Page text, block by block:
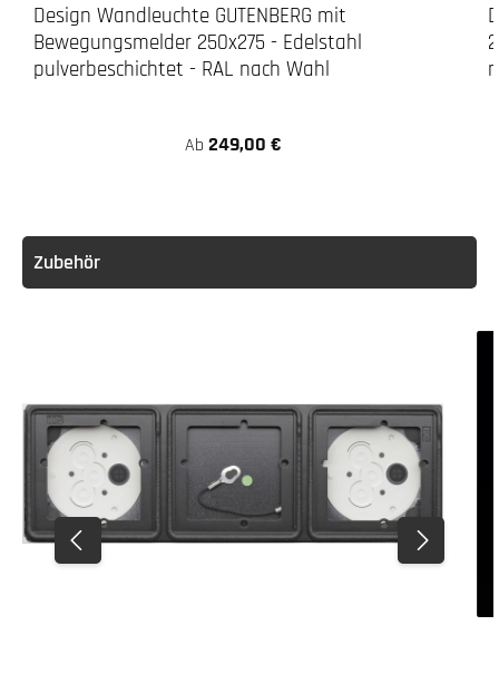
Design Wandleuchte GUTENBERG mit
Bewegungsmelder 250x275 - Edelstahl
pulverbeschichtet - RAL nach Wahl
Ab 249,00 €
Zubehör